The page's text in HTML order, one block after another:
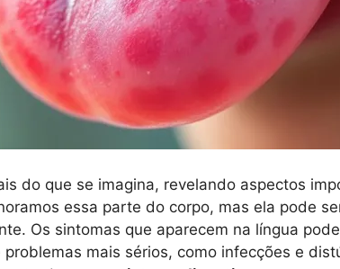
do que se imagina, revelando aspectos
essa parte do corpo, mas ela pode
Os sintomas que aparecem na língua
mais sérios, como infecções e